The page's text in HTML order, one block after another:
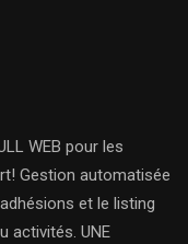
WEB pour les
Gestion automatisée
et le listing
activités. UNE